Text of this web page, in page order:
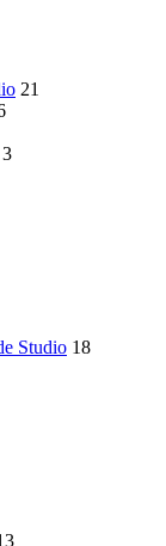
21
3
Studio 18